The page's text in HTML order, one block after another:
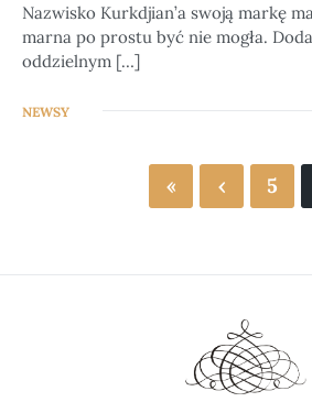
Nazwisko Kurkdjian’a swoją markę
marna po prostu być nie mogła.
oddzielnym […]
NEWSY
« ‹ 5